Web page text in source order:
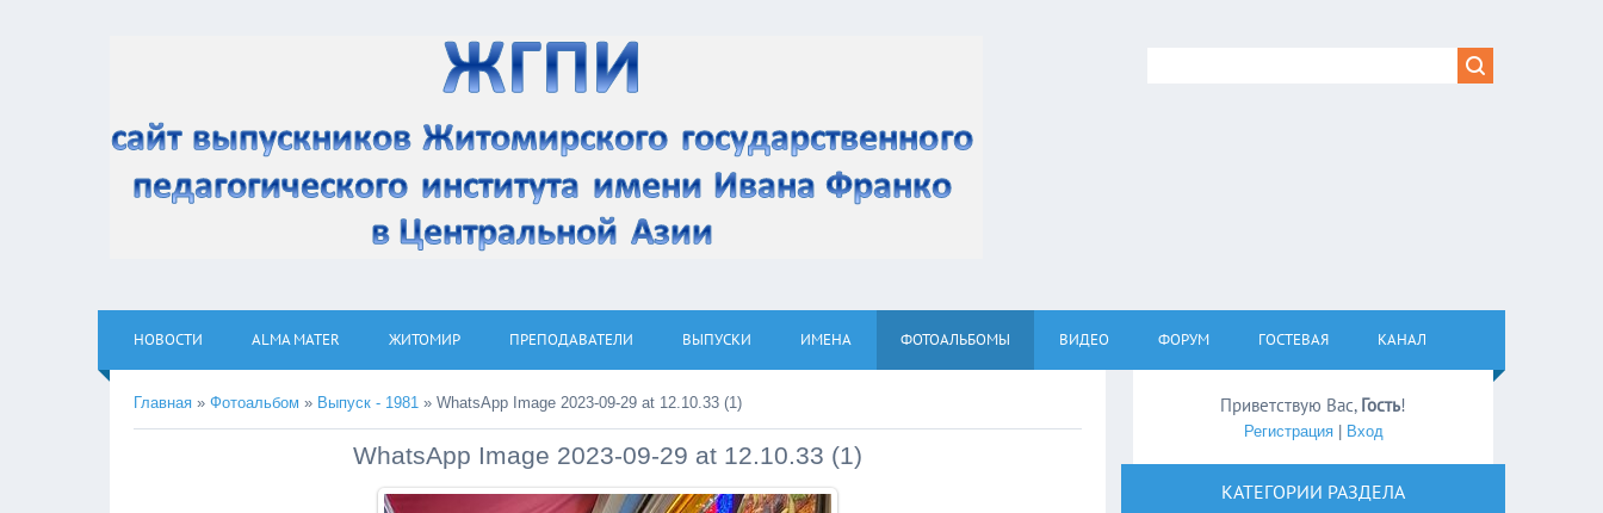
НОВОСТИ ALMA MATER ЖИТОМИР ПРЕПОДАВАТЕЛИ ВЫПУСКИ ИМЕНА ФОТОАЛЬБОМЫ ВИДЕО ФОРУМ ГОСТЕВАЯ КАНАЛ
Главная » Фотоальбом » Выпуск - 1981 » WhatsApp Image 2023-09-29 at 12.10.33 (1)
WhatsApp Image 2023-09-29 at 12.10.33 (1)
Приветствую Вас, Гость!
Регистрация| Вход
КАТЕГОРИИ РАЗДЕЛА